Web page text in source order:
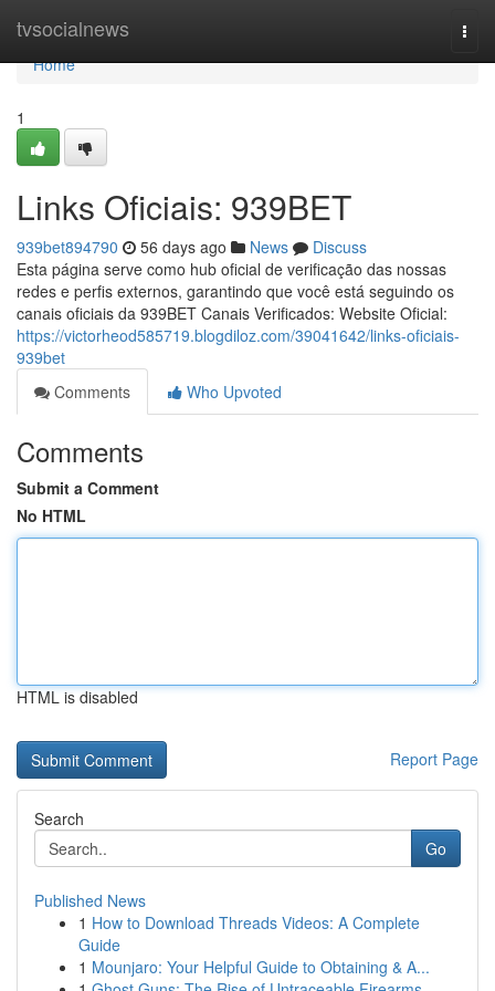
tvsocialnews
Home
Home
1
Links Oficiais: 939BET
939bet894790 56 days ago News
Discuss
Esta página serve como hub oficial de verificação das nossas
redes e perfis externos, garantindo que você está seguindo os
canais oficiais da 939BET Canais Verificados: Website Oficial:
https://victorheod585719.blogdiloz.com/39041642/links-oficiais-
939bet
Comments
Who Upvoted
Comments
Submit a Comment
No HTML
HTML is disabled
Report Page
Search
Go
Published News
1 How to Download Threads Videos: A Complete
Guide
1 Mounjaro: Your Helpful Guide to Obtaining & A...